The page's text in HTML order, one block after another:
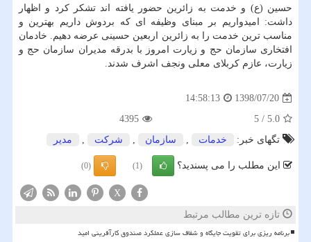
حسین (ع) و خدمت به زائرین حضور یافته اند تشكر كرد و اظهار
داشت: امیدواریم بر مبنای وظیفه ای كه بردوش داریم بهترین و
مناسب ترین خدمت را به زائرین اربعین حسینی عرضه دهیم. خادمان
افتخاری سازمان حج و زیارت امروز با بدرقه مدیران سازمان حج و
زیارت، عازم كربلای معلی ونجف اشرف شدند.
1398/07/20
14:58:13
5.0
/
5
4395
تگهای خبر:
خدمات , سازمان , شركت , مدیر
این مطلب را می پسندید؟ (1)
(0)
X
تازه ترین مطالب مرتبط
برنامه ریزی برای تقویت جایگاه و شفاف سازی عملکرد صندوق کارآفرینی امید